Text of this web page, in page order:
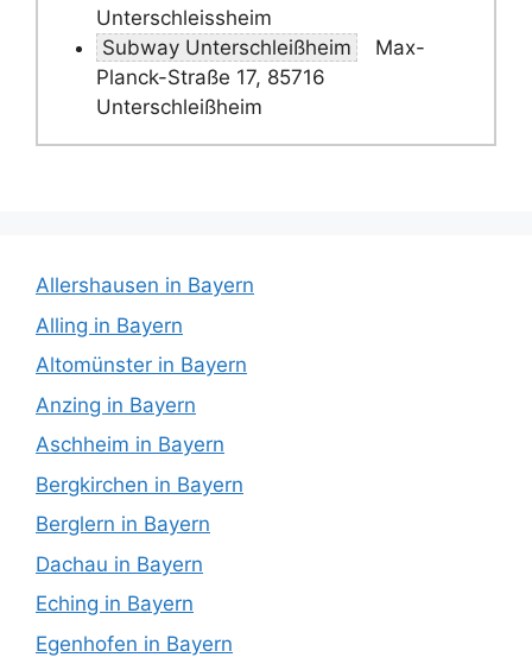
Unterschleissheim
Subway Unterschleißheim
Max-
Planck-Straße 17, 85716
Unterschleißheim
Allershausen in Bayern
Alling in Bayern
Altomünster in Bayern
Anzing in Bayern
Aschheim in Bayern
Bergkirchen in Bayern
Berglern in Bayern
Dachau in Bayern
Eching in Bayern
Egenhofen in Bayern